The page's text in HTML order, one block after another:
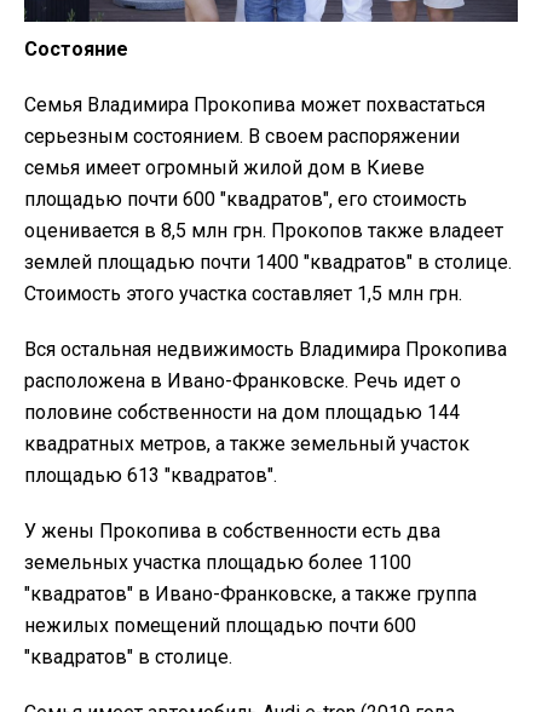
Состояние
Семья Владимира Прокопива может похвастаться
серьезным состоянием. В своем распоряжении
семья имеет огромный жилой дом в Киеве
площадью почти 600 "квадратов", его стоимость
оценивается в 8,5 млн грн. Прокопов также владеет
землей площадью почти 1400 "квадратов" в столице.
Стоимость этого участка составляет 1,5 млн грн.
Вся остальная недвижимость Владимира Прокопива
расположена в Ивано-Франковске. Речь идет о
половине собственности на дом площадью 144
квадратных метров, а также земельный участок
площадью 613 "квадратов".
У жены Прокопива в собственности есть два
земельных участка площадью более 1100
"квадратов" в Ивано-Франковске, а также группа
нежилых помещений площадью почти 600
"квадратов" в столице.